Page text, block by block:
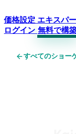
価格設定 エキスパ
ログイン 無料で構
すべてのショー